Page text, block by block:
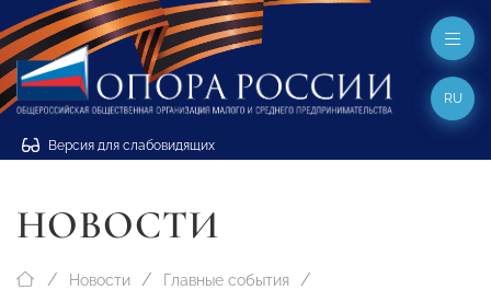
Версия для слабовидящих
RU
НОВОСТИ
Новости Главные события